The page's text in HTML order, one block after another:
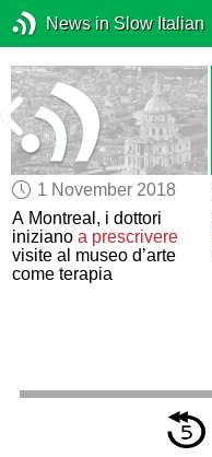
News in Slow Italian
1 November 2018
A Montreal, i dottori
inizianoa prescrivere
visite al museo d’arte
come terapia